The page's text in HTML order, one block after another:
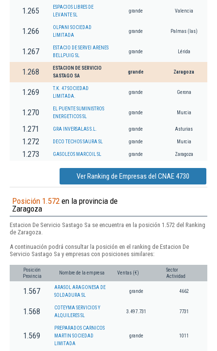
1.265
ESPACIOS LIBRES DE
LEVANTE SL
grande Valencia
1.266
OLPANI SOCIEDAD
LIMITADA
grande Palmas (las)
1.267
ESTACIO DE SERVEI ARENES
BELLPUIG SL
grande Lérida
1.268
ESTACION DE SERVICIO
SASTAGO SA
grande Zaragoza
1.269
T.K. 47 SOCIEDAD
LIMITADA.
grande Gerona
1.270
EL PUENTE SUMINISTROS
ENERGETICOS SL
grande Murcia
1.271 GRA INVERSALAS S.L. grande Asturias
1.272 DECO TECHOS SAURA SL grande Murcia
1.273 GASOLEOS MARCOIL SL grande Zaragoza
Ver Ranking de Empresas del CNAE 4730
Posición 1.572 en la provincia de
Zaragoza
Estacion De Servicio Sastago Sa se encuentra en la posición 1.572 del Ranking
de Zaragoza.
A continuación podrá consultar la posición en el ranking de Estacion De
Servicio Sastago Sa y empresas con posiciones similares:
Posición
Provincia
Nombre de la empresa Ventas (€)
Sector
Actividad
1.567
ARASOL ARAGONESA DE
SOLDADURA SL
grande 4662
1.568
COTEYMA SERVICIOS Y
ALQUILERES SL
3.497.731 7731
1.569
PREPARADOS CARNICOS
MARTIN SOCIEDAD
LIMITADA
grande 1011